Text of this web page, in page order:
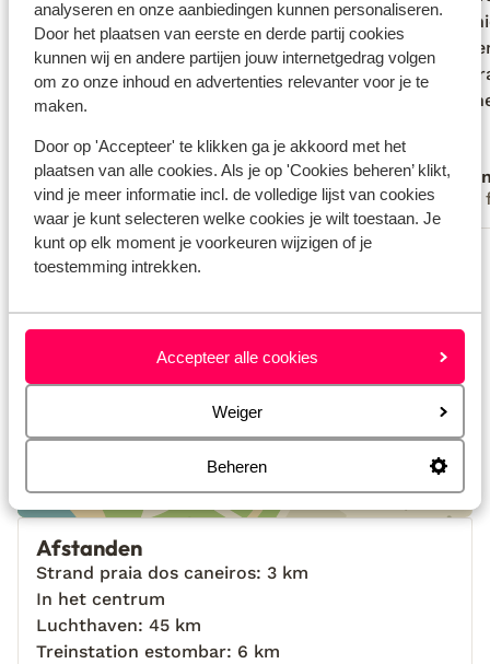
analyseren en onze aanbiedingen kunnen personaliseren.
Door het plaatsen van eerste en derde partij cookies
kunnen wij en andere partijen jouw internetgedrag volgen
om zo onze inhoud en advertenties relevanter voor je te
maken.
Door op 'Accepteer' te klikken ga je akkoord met het
plaatsen van alle cookies. Als je op 'Cookies beheren’ klikt,
vind je meer informatie incl. de volledige lijst van cookies
waar je kunt selecteren welke cookies je wilt toestaan. Je
kunt op elk moment je voorkeuren wijzigen of je
toestemming intrekken.
Accepteer alle cookies
Weiger
Beheren
rustig. We hadden het niet verwacht,
maar de bedden werden elke dag
opgemaakt en dan kregen we ook
nieuwe handdoeken en toiletpapier.
slaapkamers (die met de slaapbank) geen
verduisterende gordijnen waren terwijl
die op de andere kamers wel aanwezig
waren.
rustig. We hadden het niet verwacht,
maar de bedden werden elke dag
opgemaakt en dan kregen we ook
nieuwe handdoeken en toiletpapier.
slaapkamers...meer
Fam. Buelens
Met familie
geen
was
Voor
geen
was
Voor
Bekijk alle 50 ervaringen
Bekijk op kaart
Afstanden
Strand praia dos caneiros: 3 km
In het centrum
Luchthaven: 45 km
Treinstation estombar: 6 km